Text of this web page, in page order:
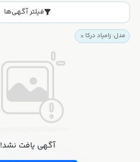
فیلتر آگهی‌ها
مدل: زامیاد درکا
آگهی یافت نشد!